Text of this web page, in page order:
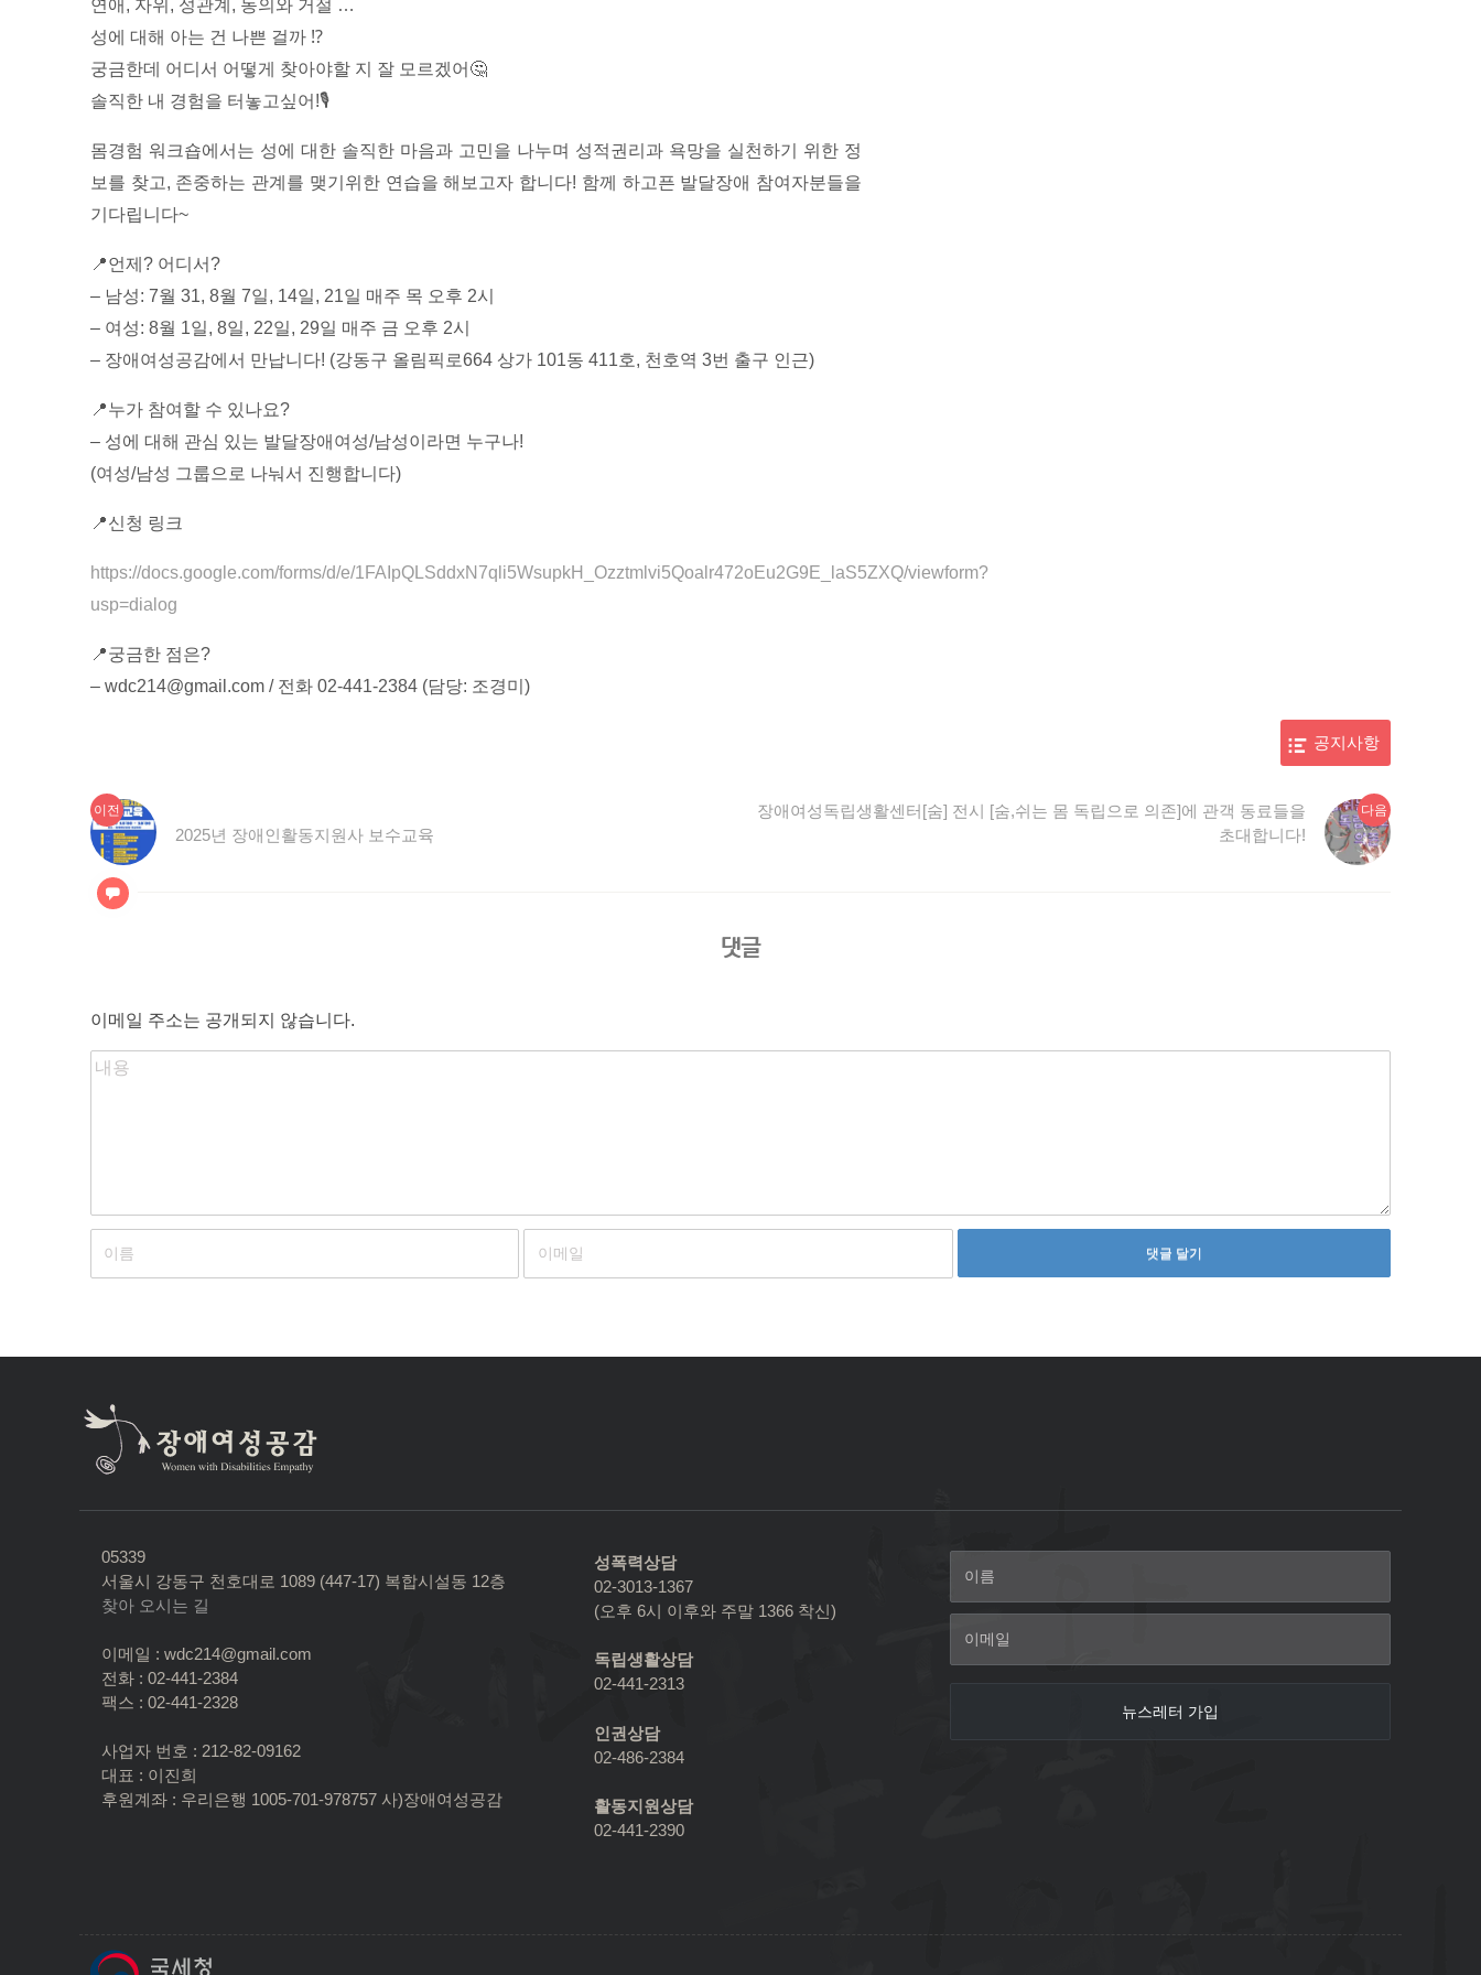
연애, 자위, 성관계, 동의와 거절 …
성에 대해 아는 건 나쁜 걸까 ⁉️
궁금한데 어디서 어떻게 찾아야할 지 잘 모르겠어🤔
솔직한 내 경험을 터놓고싶어!🎙
몸경험 워크숍에서는 성에 대한 솔직한 마음과 고민을 나누며 성적권리과 욕망을 실천하기 위한 정
보를 찾고, 존중하는 관계를 맺기위한 연습을 해보고자 합니다! 함께 하고픈 발달장애 참여자분들을
기다립니다~
📍언제? 어디서?
– 남성: 7월 31, 8월 7일, 14일, 21일 매주 목 오후 2시
– 여성: 8월 1일, 8일, 22일, 29일 매주 금 오후 2시
– 장애여성공감에서 만납니다! (강동구 올림픽로664 상가 101동 411호, 천호역 3번 출구 인근)
📍누가 참여할 수 있나요?
– 성에 대해 관심 있는 발달장애여성/남성이라면 누구나!
(여성/남성 그룹으로 나눠서 진행합니다)
📍신청 링크
https://docs.google.com/forms/d/e/1FAIpQLSddxN7qli5WsupkH_Ozztmlvi5Qoalr472oEu2G9E_laS5ZXQ/viewform?
usp=dialog
📍궁금한 점은?
– wdc214@gmail.com / 전화 02-441-2384 (담당: 조경미)
공지사항
글
탐
색
이전
이
전
글:
2025년 장애인활동지원사 보수교육
다음 다
음
장애여성독립생활센터[숨] 전시 [숨,쉬는 몸 독립으로 의존]에 관객 동료들을
초대합니다!
댓글
이메일 주소는 공개되지 않습니다.
05339
서울시 강동구 천호대로 1089 (447-17) 복합시설동 12층
찾아 오시는 길
이메일 : wdc214@gmail.com
전화 : 02-441-2384
팩스 : 02-441-2328
사업자 번호 : 212-82-09162
대표 : 이진희
후원계좌 : 우리은행 1005-701-978757 사)장애여성공감
성폭력상담
02-3013-1367
(오후 6시 이후와 주말 1366 착신)
독립생활상담
02-441-2313
인권상담
02-486-2384
활동지원상담
02-441-2390